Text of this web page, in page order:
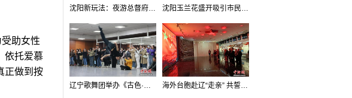
助女性
依托爱慕
正做到按
沈阳新玩法：夜游总督府，当一回“赴宴者” 沈阳玉兰花盛开吸引市民打卡
辽宁歌舞团举办《古色·国宝辽宁》排练开放日活动 海外台胞赴辽“走亲” 共誓“和平初心”